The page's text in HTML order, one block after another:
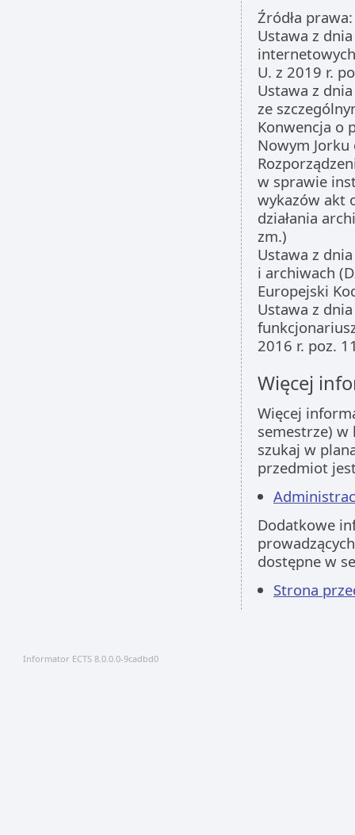
Źródła prawa:
Ustawa z
U. z 2019 r.
Ustawa z
ze
Konwencja o
Nowym
w sprawie
wykazów akt
działania
zm.)
Ustawa z
i archiwach
Europejski
Ustawa z
2016 r. poz.
Więcej
Więcej
semestrze)
szukaj w
przedmiot
Dodatkowe
dostępne w
Strona
Informator ECTS 8.0.0.0-9cadbd0